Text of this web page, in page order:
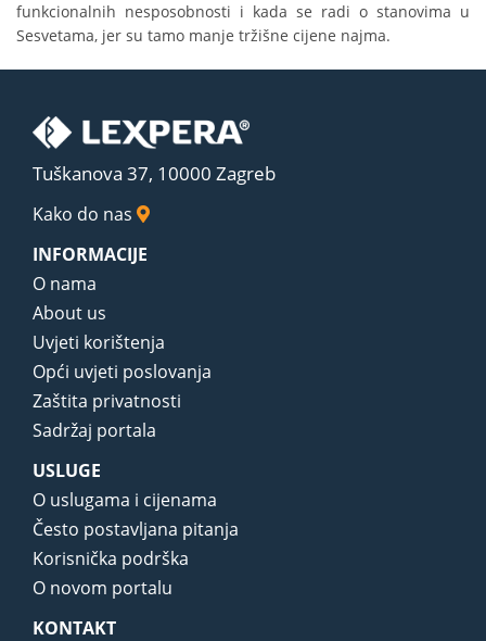
funkcionalnih nesposobnosti i kada se radi o stanovima u
Sesvetama, jer su tamo manje tržišne cijene najma.
Tuškanova 37, 10000 Zagreb
Kako do nas
INFORMACIJE
O nama
About us
Uvjeti korištenja
Opći uvjeti poslovanja
Zaštita privatnosti
Sadržaj portala
USLUGE
O uslugama i cijenama
Često postavljana pitanja
Korisnička podrška
O novom portalu
KONTAKT